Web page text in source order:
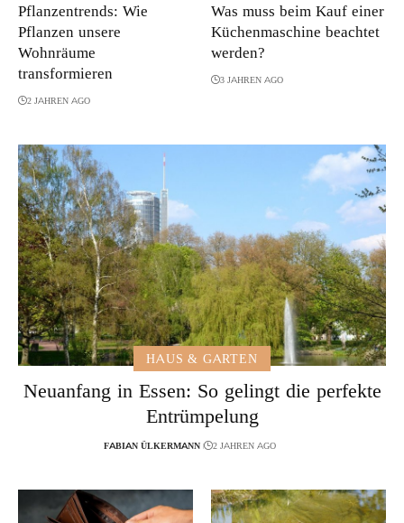
Pflanzentrends: Wie
Pflanzen unsere
Wohnräume
transformieren
2 JAHREN AGO
Was muss beim Kauf einer
Küchenmaschine beachtet
werden?
3 JAHREN AGO
HAUS & GARTEN
Neuanfang in Essen: So gelingt die perfekte
Entrümpelung
FABIAN ÜLKERMANN 2 JAHREN AGO